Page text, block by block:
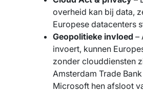
overheid kan bij data,
Europese datacenters
Geopolitieke invloed –
invoert, kunnen
zonder clouddiensten
Amsterdam Trade
Microsoft hen afsloot